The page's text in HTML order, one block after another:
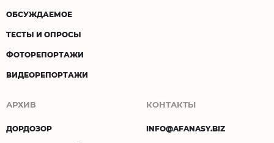
ОБСУЖДАЕМОЕ
ТЕСТЫ И ОПРОСЫ
ФОТОРЕПОРТАЖИ
ВИДЕОРЕПОРТАЖИ
АРХИВ
ДОРДОЗОР
КОНТАКТЫ
INFO@AFANASY.BIZ